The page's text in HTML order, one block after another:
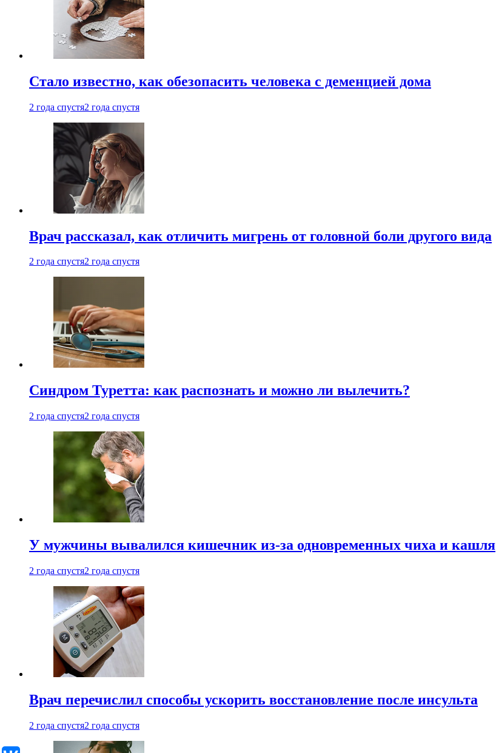
Стало известно, как обезопасить человека с деменцией дома
2 года спустя2 года спустя
Врач рассказал, как отличить мигрень от головной боли другого вида
2 года спустя2 года спустя
Синдром Туретта: как распознать и можно ли вылечить?
2 года спустя2 года спустя
У мужчины вывалился кишечник из-за одновременных чиха и кашля
2 года спустя2 года спустя
Врач перечислил способы ускорить восстановление после инсульта
2 года спустя2 года спустя